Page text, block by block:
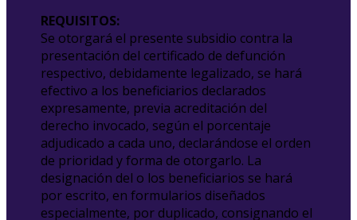
REQUISITOS:
Se otorgará el presente subsidio contra la
presentación del certificado de defunción
respectivo, debidamente legalizado, se hará
efectivo a los beneficiarios declarados
expresamente, previa acreditación del
derecho invocado, según el porcentaje
adjudicado a cada uno, declarándose el orden
de prioridad y forma de otorgarlo. La
designación del o los beneficiarios se hará
por escrito, en formularios diseñados
especialmente, por duplicado, consignando el